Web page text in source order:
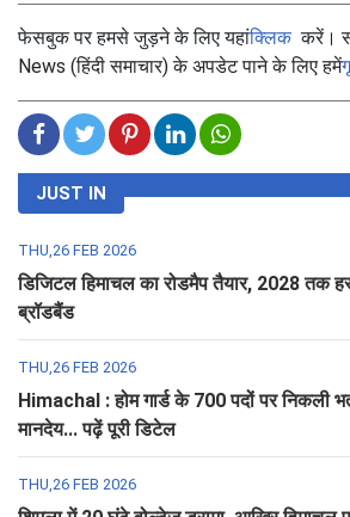
फेसबुक पर हमसे जुड़ने के लिए यहांक्लिककरें।
News (हिंदी समाचार) के अपडेट पाने के लिए हमें
JUST IN
THU,26 FEB 2026
डिजिटल हिमाचल का रोडमैप तैयार, 2028 तक
ब्रॉडबैंड
THU,26 FEB 2026
Himachal : होम गार्ड के 700 पदों पर निकली
मानदेय... पढ़ें पूरी डिटेल
THU,26 FEB 2026